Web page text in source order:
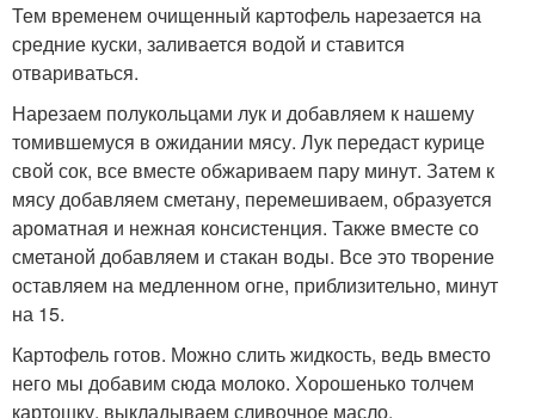
Тем временем очищенный картофель нарезается на
средние куски, заливается водой и ставится
отвариваться.
Нарезаем полукольцами лук и добавляем к нашему
томившемуся в ожидании мясу. Лук передаст курице
свой сок, все вместе обжариваем пару минут. Затем к
мясу добавляем сметану, перемешиваем, образуется
ароматная и нежная консистенция. Также вместе со
сметаной добавляем и стакан воды. Все это творение
оставляем на медленном огне, приблизительно, минут
на 15.
Картофель готов. Можно слить жидкость, ведь вместо
него мы добавим сюда молоко. Хорошенько толчем
картошку, выкладываем сливочное масло,